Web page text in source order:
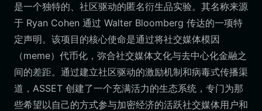
是一个独特的、社区驱动的匿名衍生品实验。其名称来源
于 Ryan Cohen 通过 Walter Bloomberg 传达的一项特
定声明。该项目的核心使命是通过将社交媒体模因
（meme）代币化，弥合社交媒体文化与去中心化金融之
间的差距。通过建立社区驱动的激励机制和病毒式传播渠
道，ASSET 创建了一个充满活力的生态系统，专门为那
些希望以自己的方式参与加密经济的活跃社交媒体用户和